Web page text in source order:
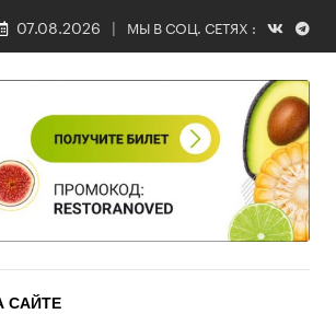
07.08.2026 МЫ В СОЦ. СЕТЯХ :
САЙТЕ